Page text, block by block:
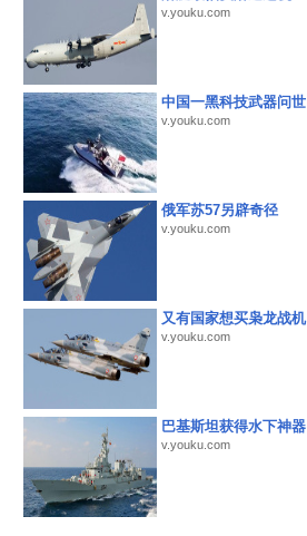
v.youku.com
中国一黑科技武器问世
v.youku.com
俄军苏57另辟奇径
v.youku.com
又有国家想买枭龙战机
v.youku.com
巴基斯坦获得水下神器
v.youku.com